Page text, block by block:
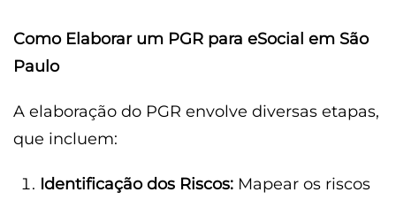
Como Elaborar um PGR para eSocial em São
Paulo
A elaboração do PGR envolve diversas etapas,
que incluem:
Identificação dos Riscos: Mapear os riscos